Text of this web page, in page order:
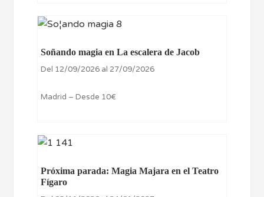
Soñando magia en La escalera de Jacob
Del 12/09/2026 al 27/09/2026
Madrid – Desde 10€
Próxima parada: Magia Majara en el Teatro
Fígaro